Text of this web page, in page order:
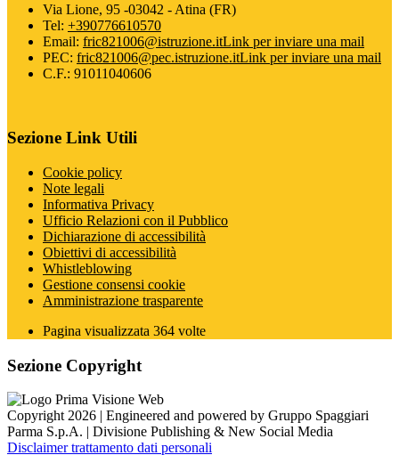
Via Lione, 95 -03042 - Atina (FR)
Tel: +390776610570
Email: fric821006@istruzione.itLink per inviare una mail
PEC: fric821006@pec.istruzione.itLink per inviare una mail
C.F.: 91011040606
Sezione Link Utili
Cookie policy
Note legali
Informativa Privacy
Ufficio Relazioni con il Pubblico
Dichiarazione di accessibilità
Obiettivi di accessibilità
Whistleblowing
Gestione consensi cookie
Amministrazione trasparente
Pagina visualizzata 364 volte
Sezione Copyright
Copyright 2026 | Engineered and powered by Gruppo Spaggiari
Parma S.p.A. | Divisione Publishing & New Social Media
Disclaimer trattamento dati personali